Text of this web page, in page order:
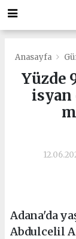
Anasayfa
Yüzde
isyan
Adana'da
Abdulcelil